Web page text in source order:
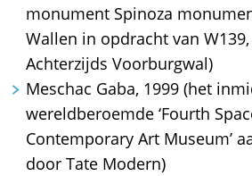
monument Spinoza
Wallen in opdracht van
Achterzijds Voorburgwal)
Meschac Gaba, 1999 (het
wereldberoemde ‘Fourth
Contemporary Art Museum’
door Tate Modern)